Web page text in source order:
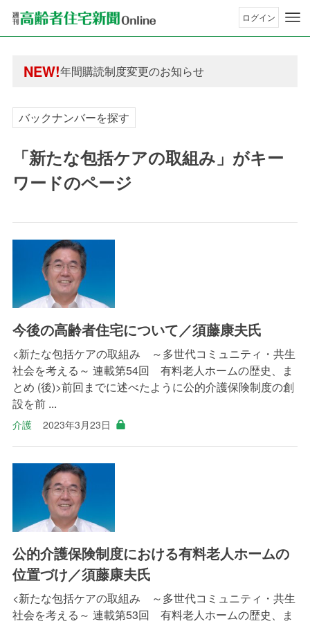
ログイン
NEW!
年間購読制度変更のお知らせ
高齢者住宅新聞 無料会員の皆様へ閲覧本数変更
高齢者住宅新聞 無料会員の皆様へ閲覧本数変更
バックナンバーを探す
「新たな包括ケアの取組み」がキー
ワードのページ
今後の高齢者住宅について／須藤康夫氏
<新たな包括ケアの取組み ～多世代コミュニティ・共生
社会を考える～ 連載第54回 有料老人ホームの歴史、ま
とめ (後)>前回までに述べたように公的介護保険制度の創
設を前 ...
介護 2023年3月23日
公的介護保険制度における有料老人ホームの
位置づけ／須藤康夫氏
<新たな包括ケアの取組み ～多世代コミュニティ・共生
社会を考える～ 連載第53回 有料老人ホームの歴史、ま